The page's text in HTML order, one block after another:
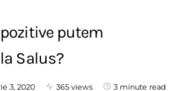
putem
Salus?
3, 2020 365 views 3 minute read